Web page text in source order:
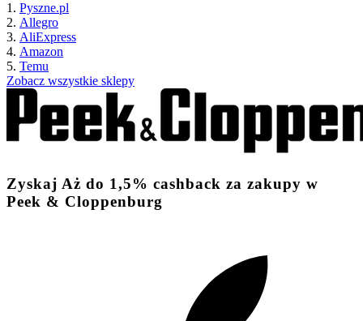
Pyszne.pl
Allegro
AliExpress
Amazon
Temu
Zobacz wszystkie sklepy
Zyskaj Aż do 1,5% cashback za zakupy w
Peek & Cloppenburg